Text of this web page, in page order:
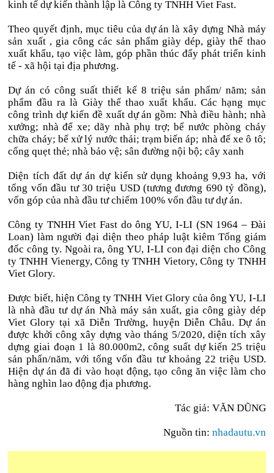
kinh tế dự kiến thành lập là Công ty TNHH Viet Fast.
Theo quyết định, mục tiêu của dự án là xây dựng Nhà máy
sản xuất , gia công các sản phẩm giày dép, giày thể thao
xuất khẩu, tạo việc làm, góp phần thúc đẩy phát triển kinh
tế - xã hội tại địa phương.
Dự án có công suất thiết kế 8 triệu sản phẩm/ năm; sản
phẩm đầu ra là Giày thể thao xuất khẩu. Các hạng mục
công trình dự kiến đề xuất dự án gồm: Nhà điều hành; nhà
xưởng; nhà để xe; dãy nhà phụ trợ; bể nước phòng cháy
chữa cháy; bể xử lý nước thải; trạm biến áp; nhà để xe ô tô;
cổng quẹt thẻ; nhà bảo vệ; sân đường nội bộ; cây xanh
Diện tích đất dự án dự kiến sử dụng khoảng 9,93 ha, với
tổng vốn đầu tư 30 triệu USD (tương đương 690 tỷ đồng),
vốn góp của nhà đầu tư chiếm 100% vốn đầu tư dự án.
Công ty TNHH Viet Fast do ông YU, I-LI (SN 1964 – Đài
Loan) làm người đại diện theo pháp luật kiêm Tổng giám
đốc công ty. Ngoài ra, ông YU, I-LI con đại diện cho Công
ty TNHH Vienergy, Công ty TNHH Vietory, Công ty TNHH
Viet Glory.
Được biết, hiện Công ty TNHH Viet Glory của ông YU, I-LI
là nhà đầu tư dự án Nhà máy sản xuất, gia công giày dép
Viet Glory tại xã Diễn Trường, huyện Diễn Châu. Dự án
được khởi công xây dựng vào tháng 5/2020, diện tích xây
dựng giai đoạn 1 là 80.000m2, công suất dự kiến 25 triệu
sản phẩn/năm, với tổng vốn đầu tư khoảng 22 triệu USD.
Hiện dự án đã đi vào hoạt động, tạo công ăn việc làm cho
hàng nghìn lao động địa phương.
Tác giả: VĂN DŨNG
Nguồn tin: nhadautu.vn